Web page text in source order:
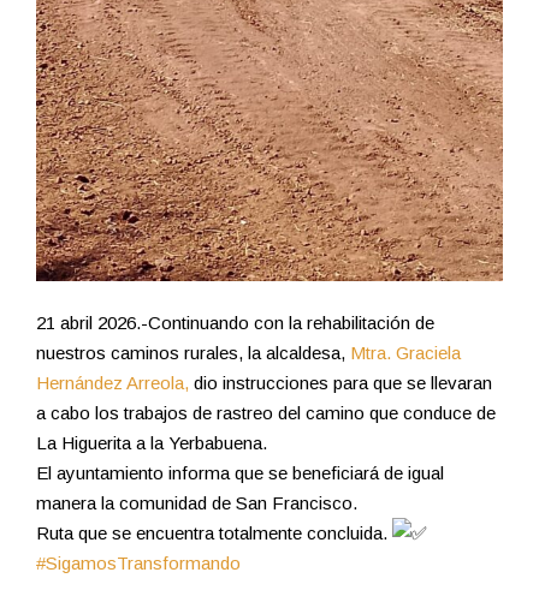
21 abril 2026.-Continuando con la rehabilitación de
nuestros caminos rurales, la alcaldesa, Mtra. Graciela
Hernández Arreola, dio instrucciones para que se llevaran
a cabo los trabajos de rastreo del camino que conduce de
La Higuerita a la Yerbabuena.
El ayuntamiento informa que se beneficiará de igual
manera la comunidad de San Francisco.
Ruta que se encuentra totalmente concluida.
#SigamosTransformando